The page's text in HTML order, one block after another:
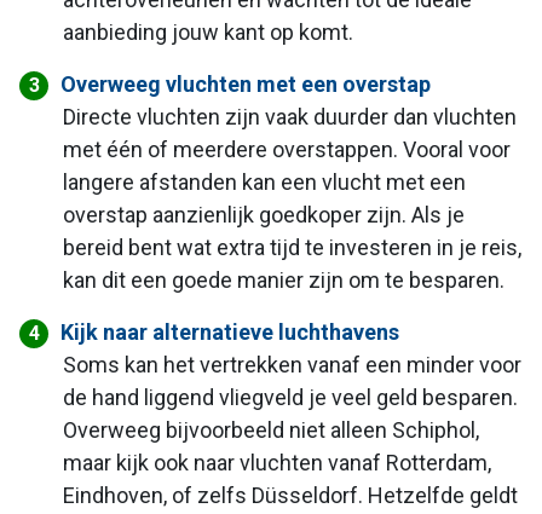
aanbieding jouw kant op komt.
Overweeg vluchten met een overstap
Directe vluchten zijn vaak duurder dan vluchten
met één of meerdere overstappen. Vooral voor
langere afstanden kan een vlucht met een
overstap aanzienlijk goedkoper zijn. Als je
bereid bent wat extra tijd te investeren in je reis,
kan dit een goede manier zijn om te besparen.
Kijk naar alternatieve luchthavens
Soms kan het vertrekken vanaf een minder voor
de hand liggend vliegveld je veel geld besparen.
Overweeg bijvoorbeeld niet alleen Schiphol,
maar kijk ook naar vluchten vanaf Rotterdam,
Eindhoven, of zelfs Düsseldorf. Hetzelfde geldt